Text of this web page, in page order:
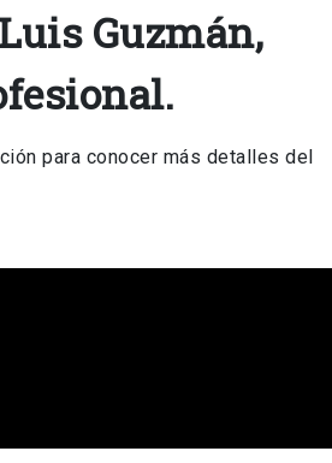
Guzmán,
para conocer más detalles del